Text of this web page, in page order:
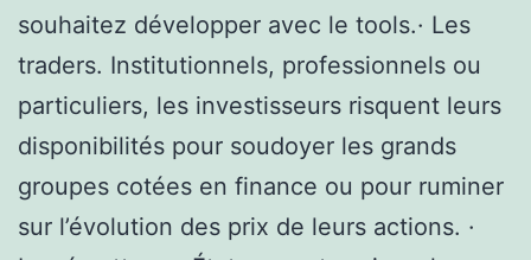
souhaitez développer avec le tools.· Les
traders. Institutionnels, professionnels ou
particuliers, les investisseurs risquent leurs
disponibilités pour soudoyer les grands
groupes cotées en finance ou pour ruminer
sur l’évolution des prix de leurs actions. ·